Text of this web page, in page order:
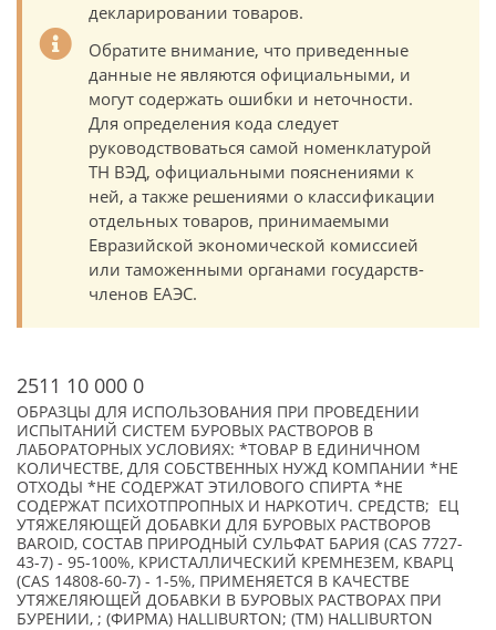
декларировании товаров.
Обратите внимание, что приведенные
данные не являются официальными, и
могут содержать ошибки и неточности.
Для определения кода следует
руководствоваться самой номенклатурой
ТН ВЭД, официальными пояснениями к
ней, а также решениями о классификации
отдельных товаров, принимаемыми
Евразийской экономической комиссией
или таможенными органами государств-
членов ЕАЭС.
2511 10 000 0
ОБРАЗЦЫ ДЛЯ ИСПОЛЬЗОВАНИЯ ПРИ ПРОВЕДЕНИИ
ИСПЫТАНИЙ СИСТЕМ БУРОВЫХ РАСТВОРОВ В
ЛАБОРАТОРНЫХ УСЛОВИЯХ: *ТОВАР В ЕДИНИЧНОМ
КОЛИЧЕСТВЕ, ДЛЯ СОБСТВЕННЫХ НУЖД КОМПАНИИ *НЕ
ОТХОДЫ *НЕ СОДЕРЖАТ ЭТИЛОВОГО СПИРТА *НЕ
СОДЕРЖАТ ПСИХОТПРОПНЫХ И НАРКОТИЧ. СРЕДСТВ; ЕЦ
УТЯЖЕЛЯЮЩЕЙ ДОБАВКИ ДЛЯ БУРОВЫХ РАСТВОРОВ
BAROID, СОСТАВ ПРИРОДНЫЙ СУЛЬФАТ БАРИЯ (CAS 7727-
43-7) - 95-100%, КРИСТАЛЛИЧЕСКИЙ КРЕМНЕЗЕМ, КВАРЦ
(CAS 14808-60-7) - 1-5%, ПРИМЕНЯЕТСЯ В КАЧЕСТВЕ
УТЯЖЕЛЯЮЩЕЙ ДОБАВКИ В БУРОВЫХ РАСТВОРАХ ПРИ
БУРЕНИИ, ; (ФИРМА) HALLIBURTON; (TM) HALLIBURTON